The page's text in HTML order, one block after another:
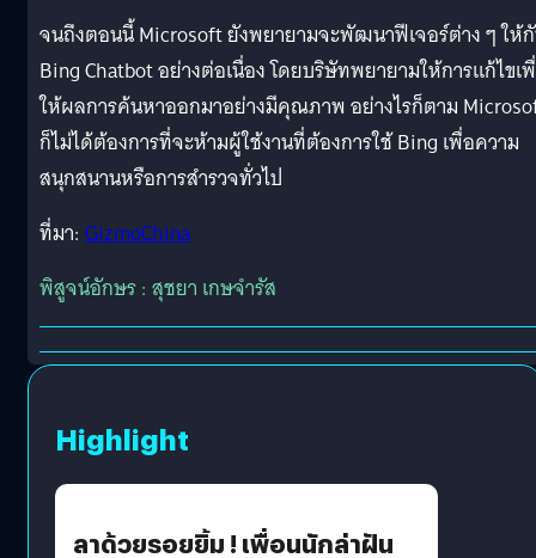
จนถึงตอนนี้ Microsoft ยังพยายามจะพัฒนาฟีเจอร์ต่าง ๆ ให้
Bing Chatbot อย่างต่อเนื่อง โดยบริษัทพยายามให้การแก้ไขเ
ให้ผลการค้นหาออกมาอย่างมีคุณภาพ อย่างไรก็ตาม
ก็ไม่ได้ต้องการที่จะห้ามผู้ใช้งานที่ต้องการใช้ Bing เพื่อความ
สนุกสนานหรือการสำรวจทั่วไป
ที่มา: GizmoChina
พิสูจน์อักษร : สุชยา เกษจำรัส
Highlight
ลาด้วยรอยยิ้ม ! เพื่อนนักล่าฝัน